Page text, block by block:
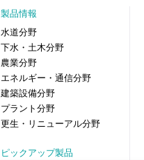
製品情報
水道分野
下水・土木分野
農業分野
エネルギー・通信分野
建築設備分野
プラント分野
更生・リニューアル分野
ピックアップ製品